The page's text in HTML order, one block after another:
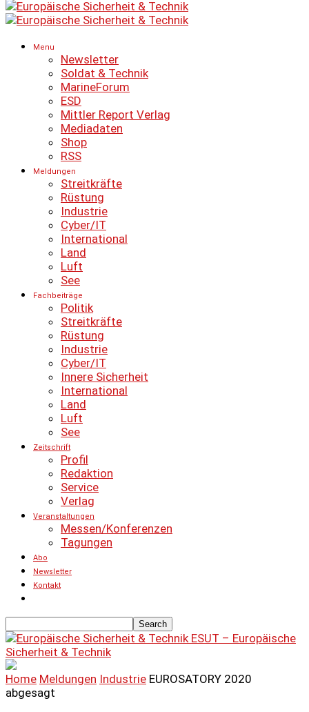
Menu
Newsletter
Soldat & Technik
MarineForum
ESD
Mittler Report Verlag
Mediadaten
Shop
RSS
Meldungen
Streitkräfte
Rüstung
Industrie
Cyber/IT
International
Land
Luft
See
Fachbeiträge
Politik
Streitkräfte
Rüstung
Industrie
Cyber/IT
Innere Sicherheit
International
Land
Luft
See
Zeitschrift
Profil
Redaktion
Service
Verlag
Veranstaltungen
Messen/Konferenzen
Tagungen
Abo
Newsletter
Kontakt
ESUT – Europäische
Sicherheit & Technik
Home Meldungen Industrie EUROSATORY 2020
abgesagt